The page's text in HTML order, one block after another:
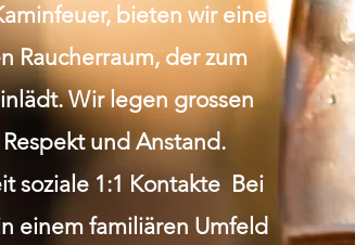
bieten wir einen
Raucherraum, der zum
Wir legen grossen
und Anstand.
soziale 1:1 Kontakte Bei
einem familiären Umfeld